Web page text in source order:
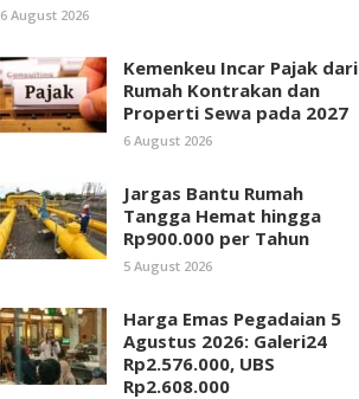
6 August 2026
Kemenkeu Incar Pajak dari
Rumah Kontrakan dan
Properti Sewa pada 2027
6 August 2026
Jargas Bantu Rumah
Tangga Hemat hingga
Rp900.000 per Tahun
5 August 2026
Harga Emas Pegadaian 5
Agustus 2026: Galeri24
Rp2.576.000, UBS
Rp2.608.000